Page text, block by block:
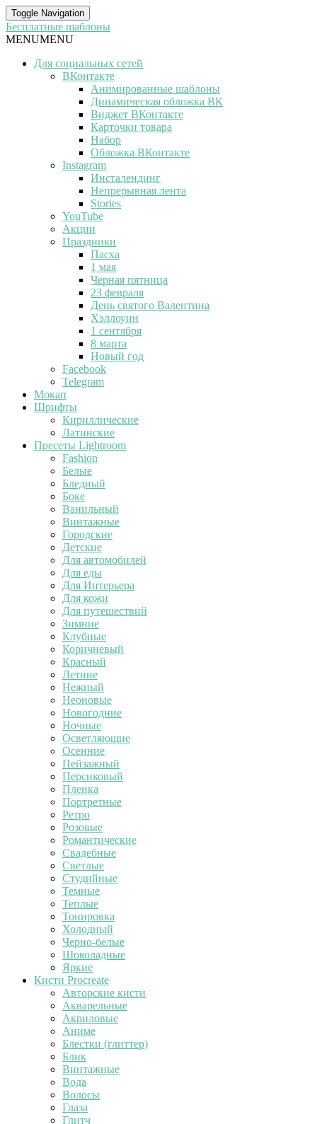
Toggle Navigation
Бесплатные шаблоны
MENUMENU
Для социальных сетей
ВКонтакте
Анимированные шаблоны
Динамическая обложка ВК
Виджет ВКонтакте
Карточки товара
Набор
Обложка ВКонтакте
Instagram
Инсталендинг
Непрерывная лента
Stories
YouTube
Акции
Праздники
Пасха
1 мая
Черная пятница
23 февраля
День святого Валентина
Хэллоуин
1 сентября
8 марта
Новый год
Facebook
Telegram
Мокап
Шрифты
Кириллические
Латинские
Пресеты Lightroom
Fashion
Белые
Бледный
Боке
Ванильный
Винтажные
Городские
Детские
Для автомобилей
Для еды
Для Интерьера
Для кожи
Для путешествий
Зимние
Клубные
Коричневый
Красный
Летние
Нежный
Неоновые
Новогодние
Ночные
Осветляющие
Осенние
Пейзажный
Персиковый
Пленка
Портретные
Ретро
Розовые
Романтические
Свадебные
Светлые
Студийные
Темные
Теплые
Тонировка
Холодный
Черно-белые
Шоколадные
Яркие
Кисти Procreate
Авторские кисти
Акварельные
Акриловые
Аниме
Блестки (глиттер)
Блик
Винтажные
Вода
Волосы
Глаза
Глитч